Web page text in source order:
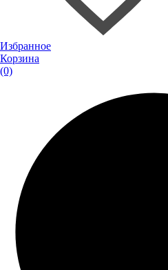
Избранное
Корзина
(0)